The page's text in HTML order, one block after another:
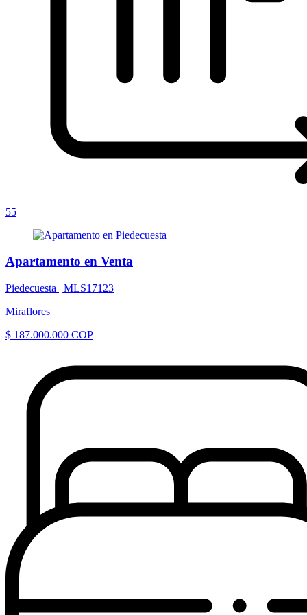
55
Apartamento en Venta
Piedecuesta | MLS17123
Miraflores
$ 187.000.000 COP